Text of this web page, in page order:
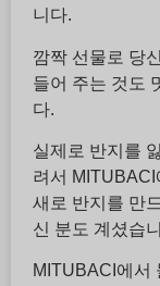
니다.
깜짝 선물로 당
들어 주는 것도
다.
실제로 반지를
려서 MITUBACI
새로 반지를 만
신 분도 계셨습
MITUBACI에서